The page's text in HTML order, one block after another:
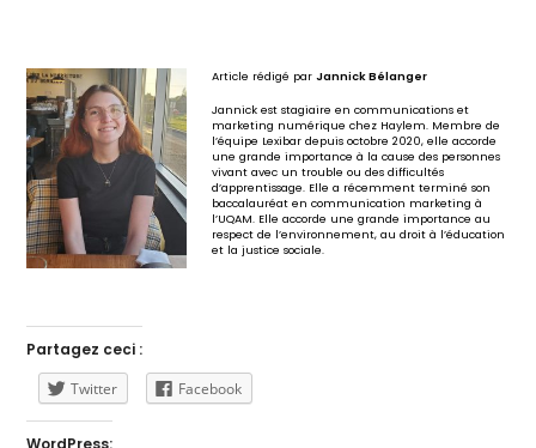
Article rédigé parJannick Bélanger
Jannick est stagiaire en communications et
marketing numérique chez Haylem. Membre de
l’équipe Lexibar depuis octobre 2020, elle accorde
une grande importance à la cause des personnes
vivant avec un trouble ou des difficultés
d’apprentissage. Elle a récemment terminé son
baccalauréat en communication marketing à
l’UQAM. Elle accorde une grande importance au
respect de l’environnement, au droit à l’éducation
et la justice sociale.
Partagez ceci :
Twitter
Facebook